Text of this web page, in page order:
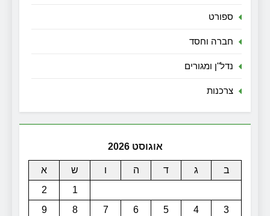
ספורט
חברה וחסד
נדל"ן ומגורים
צרכנות
אוגוסט 2026
ב ג ד ה ו ש
א
1
2
3
4
5
6
7
8
9